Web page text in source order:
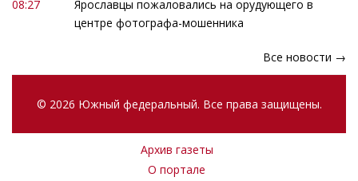
08:27
Ярославцы пожаловались на орудующего в
центре фотографа-мошенника
Все новости →
© 2026 Южный федеральный. Все права защищены.
Архив газеты
О портале